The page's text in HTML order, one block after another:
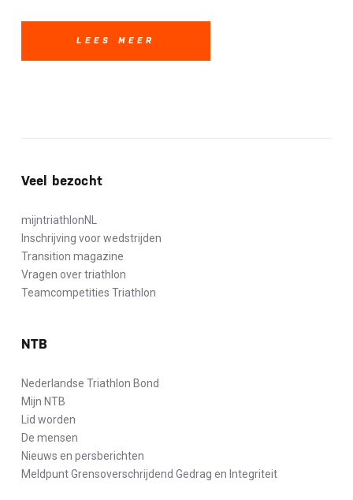
LEES MEER
Veel bezocht
mijntriathlonNL
Inschrijving voor wedstrijden
Transition magazine
Vragen over triathlon
Teamcompetities Triathlon
NTB
Nederlandse Triathlon Bond
Mijn NTB
Lid worden
De mensen
Nieuws en persberichten
Meldpunt Grensoverschrijdend Gedrag en Integriteit